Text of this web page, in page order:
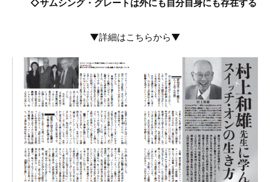
▼詳細はこちらから▼